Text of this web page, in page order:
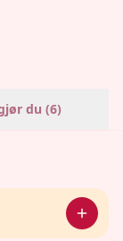
du (6)